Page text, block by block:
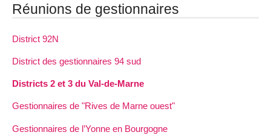
Réunions de gestionnaires
District 92N
District des gestionnaires 94 sud
Districts 2 et 3 du Val-de-Marne
Gestionnaires de "Rives de Marne ouest"
Gestionnaires de l’Yonne en Bourgogne